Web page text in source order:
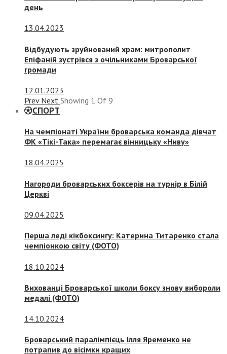
день
13.04.2023
Відбудують зруйнований храм: митрополит
Епіфаній зустрівся з очільниками Броварської
громади
12.01.2023
Prev Next Showing 1 Of 9
СПОРТ
На чемпіонаті України броварська команда дівчат
ФК «Тікі-Така» перемагає вінницьку «Ниву»
18.04.2025
Нагороди броварських боксерів на турнір в Білій
Церкві
09.04.2025
Перша леді кікбоксингу: Катерина Титаренко стала
чемпіонкою світу (ФОТО)
18.10.2024
Вихованці Броварської школи боксу знову вибороли
медалі (ФОТО)
14.10.2024
Броварський паралімпієць Ілля Яременко не
потрапив до вісімки кращих